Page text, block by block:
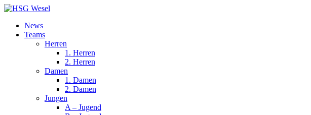
News
Teams
Herren
1. Herren
2. Herren
Damen
1. Damen
2. Damen
Jungen
A – Jugend